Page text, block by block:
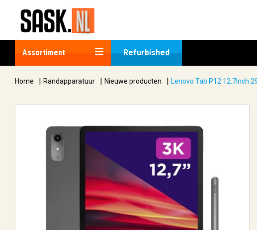
Assortiment Refurbished
Home | Randapparatuur | Nieuwe producten | Lenovo Tab P12 12.7Inch